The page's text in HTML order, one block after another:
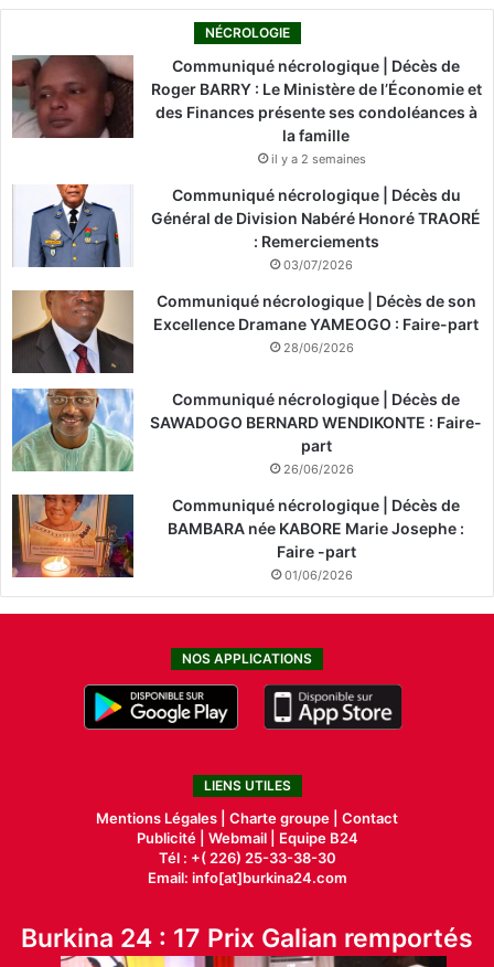
NÉCROLOGIE
Communiqué nécrologique | Décès de
Roger BARRY : Le Ministère de l’Économie et
des Finances présente ses condoléances à
la famille
il y a 2 semaines
Communiqué nécrologique | Décès du
Général de Division Nabéré Honoré TRAORÉ
: Remerciements
03/07/2026
Communiqué nécrologique | Décès de son
Excellence Dramane YAMEOGO : Faire-part
28/06/2026
Communiqué nécrologique | Décès de
SAWADOGO BERNARD WENDIKONTE : Faire-
part
26/06/2026
Communiqué nécrologique | Décès de
BAMBARA née KABORE Marie Josephe :
Faire -part
01/06/2026
NOS APPLICATIONS
LIENS UTILES
Mentions Légales | Charte groupe | Contact
Publicité| Webmail |
Equipe B24
Tél : +( 226) 25-33-38-30
Email: info[at]burkina24.com
Burkina 24 : 17 Prix Galian remportés